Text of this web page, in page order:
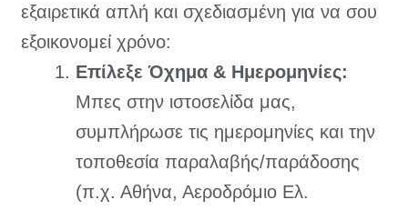
εξαιρετικά απλή και σχεδιασμένη για να σου
εξοικονομεί χρόνο:
Επίλεξε Όχημα & Ημερομηνίες:
Μπες στην ιστοσελίδα μας,
συμπλήρωσε τις ημερομηνίες και την
τοποθεσία παραλαβής/παράδοσης
(π.χ. Αθήνα, Αεροδρόμιο Ελ.